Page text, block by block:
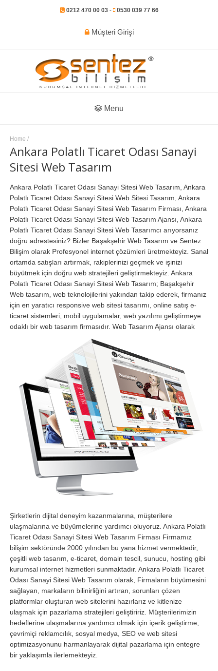
0212 470 00 03- 0530 039 77 66
Müşteri Girişi
Menu
Home /
Ankara Polatlı Ticaret Odası Sanayi
Sitesi Web Tasarım
Ankara Polatlı Ticaret Odası Sanayi Sitesi Web Tasarım, Ankara
Polatlı Ticaret Odası Sanayi Sitesi Web Sitesi Tasarım, Ankara
Polatlı Ticaret Odası Sanayi Sitesi Web Tasarım Firması, Ankara
Polatlı Ticaret Odası Sanayi Sitesi Web Tasarım Ajansı, Ankara
Polatlı Ticaret Odası Sanayi Sitesi Web Tasarımcı arıyorsanız
doğru adrestesiniz? Bizler Başakşehir Web Tasarım ve Sentez
Bilişim olarak Profesyonel internet çözümleri üretmekteyiz. Sanal
ortamda satışları artırmak, rakiplerinizi geçmek ve işinizi
büyütmek için doğru web stratejileri geliştirmekteyiz. Ankara
Polatlı Ticaret Odası Sanayi Sitesi Web Tasarım; Başakşehir
Web tasarım, web teknolojilerini yakından takip ederek, firmanız
için en yaratıcı responsive web sitesi tasarımı, online satış e-
ticaret sistemleri, mobil uygulamalar, web yazılımı geliştirmeye
odaklı bir web tasarım firmasıdır. Web Tasarım Ajansı olarak
Şirketlerin dijital deneyim kazanmalarına, müşterilere
ulaşmalarına ve büyümelerine yardımcı oluyoruz. Ankara Polatlı
Ticaret Odası Sanayi Sitesi Web Tasarım Firması Firmamız
bilişim sektöründe 2000 yılından bu yana hizmet vermektedir,
çeşitli web tasarım, e-ticaret, domain tescil, sunucu, hosting gibi
kurumsal internet hizmetleri sunmaktadır. Ankara Polatlı Ticaret
Odası Sanayi Sitesi Web Tasarım olarak, Firmaların büyümesini
sağlayan, markaların bilinirliğini artıran, sorunları çözen
platformlar oluşturan web sitelerini hazırlarız ve kitlenize
ulaşmak için pazarlama stratejileri geliştiririz. Müşterilerimizin
hedeflerine ulaşmalarına yardımcı olmak için içerik geliştirme,
çevrimiçi reklamcılık, sosyal medya, SEO ve web sitesi
optimizasyonunu harmanlayarak dijital pazarlama için entegre
bir yaklaşımla ilerlemekteyiz.